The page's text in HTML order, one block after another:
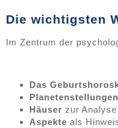
Die wichtigsten
Im Zentrum der
Das
Planetenstellungen
Häuser zur
Aspekte als